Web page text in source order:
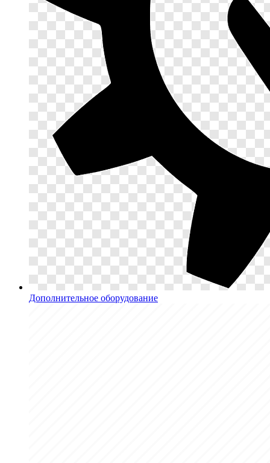
Дополнительное оборудование